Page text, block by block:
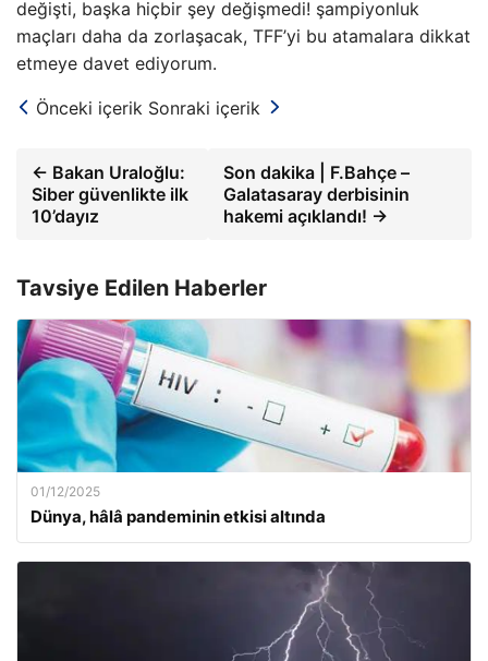
değişti, başka hiçbir şey değişmedi! şampiyonluk
maçları daha da zorlaşacak, TFF’yi bu atamalara dikkat
etmeye davet ediyorum.
Önceki içerik Sonraki içerik
← Bakan Uraloğlu:
Siber güvenlikte ilk
10’dayız
Son dakika | F.Bahçe –
Galatasaray derbisinin
hakemi açıklandı! →
Tavsiye Edilen Haberler
01/12/2025
Dünya, hâlâ pandeminin etkisi altında